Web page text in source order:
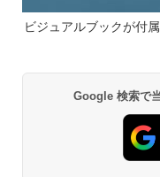
ビジュアルブックが付属
Google 検索で